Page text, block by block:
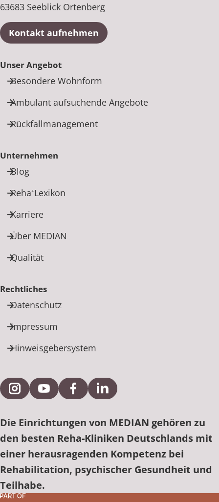
63683 Seeblick Ortenberg
Kontakt aufnehmen
Unser Angebot
Besondere Wohnform
Ambulant aufsuchende Angebote
Rückfallmanagement
Unternehmen
Blog
Reha⁺Lexikon
Karriere
Über MEDIAN
Qualität
Rechtliches
Datenschutz
Impressum
Hinweisgebersystem
Externe Verlinkung zu Instagram
Externe Verlinkung zu YouTube
Externe Verlinkung zu Facebook
Externe Verlinkung zu
Die Einrichtungen von MEDIAN gehören zu
den besten Reha-Kliniken Deutschlands mit
einer herausragenden Kompetenz bei
Rehabilitation, psychischer Gesundheit und
Teilhabe.